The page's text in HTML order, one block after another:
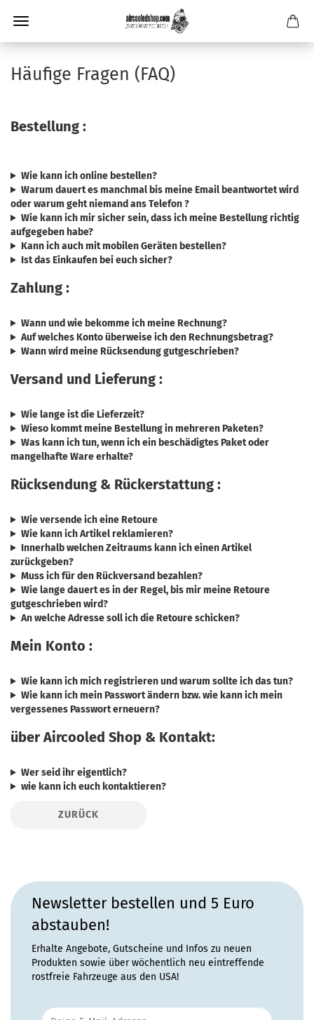
Häufige Fragen (FAQ)
Bestellung :
Wie kann ich online bestellen?
Warum dauert es manchmal bis meine Email beantwortet wird
oder warum geht niemand ans Telefon ?
Wie kann ich mir sicher sein, dass ich meine Bestellung richtig
aufgegeben habe?
Kann ich auch mit mobilen Geräten bestellen?
Ist das Einkaufen bei euch sicher?
Zahlung :
Wann und wie bekomme ich meine Rechnung?
Auf welches Konto überweise ich den Rechnungsbetrag?
Wann wird meine Rücksendung gutgeschrieben?
Versand und Lieferung :
Wie lange ist die Lieferzeit?
Wieso kommt meine Bestellung in mehreren Paketen?
Was kann ich tun, wenn ich ein beschädigtes Paket oder
mangelhafte Ware erhalte?
Rücksendung & Rückerstattung :
Wie versende ich eine Retoure
Wie kann ich Artikel reklamieren?
Innerhalb welchen Zeitraums kann ich einen Artikel
zurückgeben?
Muss ich für den Rückversand bezahlen?
Wie lange dauert es in der Regel, bis mir meine Retoure
gutgeschrieben wird?
An welche Adresse soll ich die Retoure schicken?
Mein Konto :
Wie kann ich mich registrieren und warum sollte ich das tun?
Wie kann ich mein Passwort ändern bzw. wie kann ich mein
vergessenes Passwort erneuern?
über Aircooled Shop & Kontakt:
Wer seid ihr eigentlich?
wie kann ich euch kontaktieren?
ZURÜCK
Newsletter bestellen und 5 Euro
abstauben!
Erhalte Angebote, Gutscheine und Infos zu neuen
Produkten sowie über wöchentlich neu eintreffende
rostfreie Fahrzeuge aus den USA!